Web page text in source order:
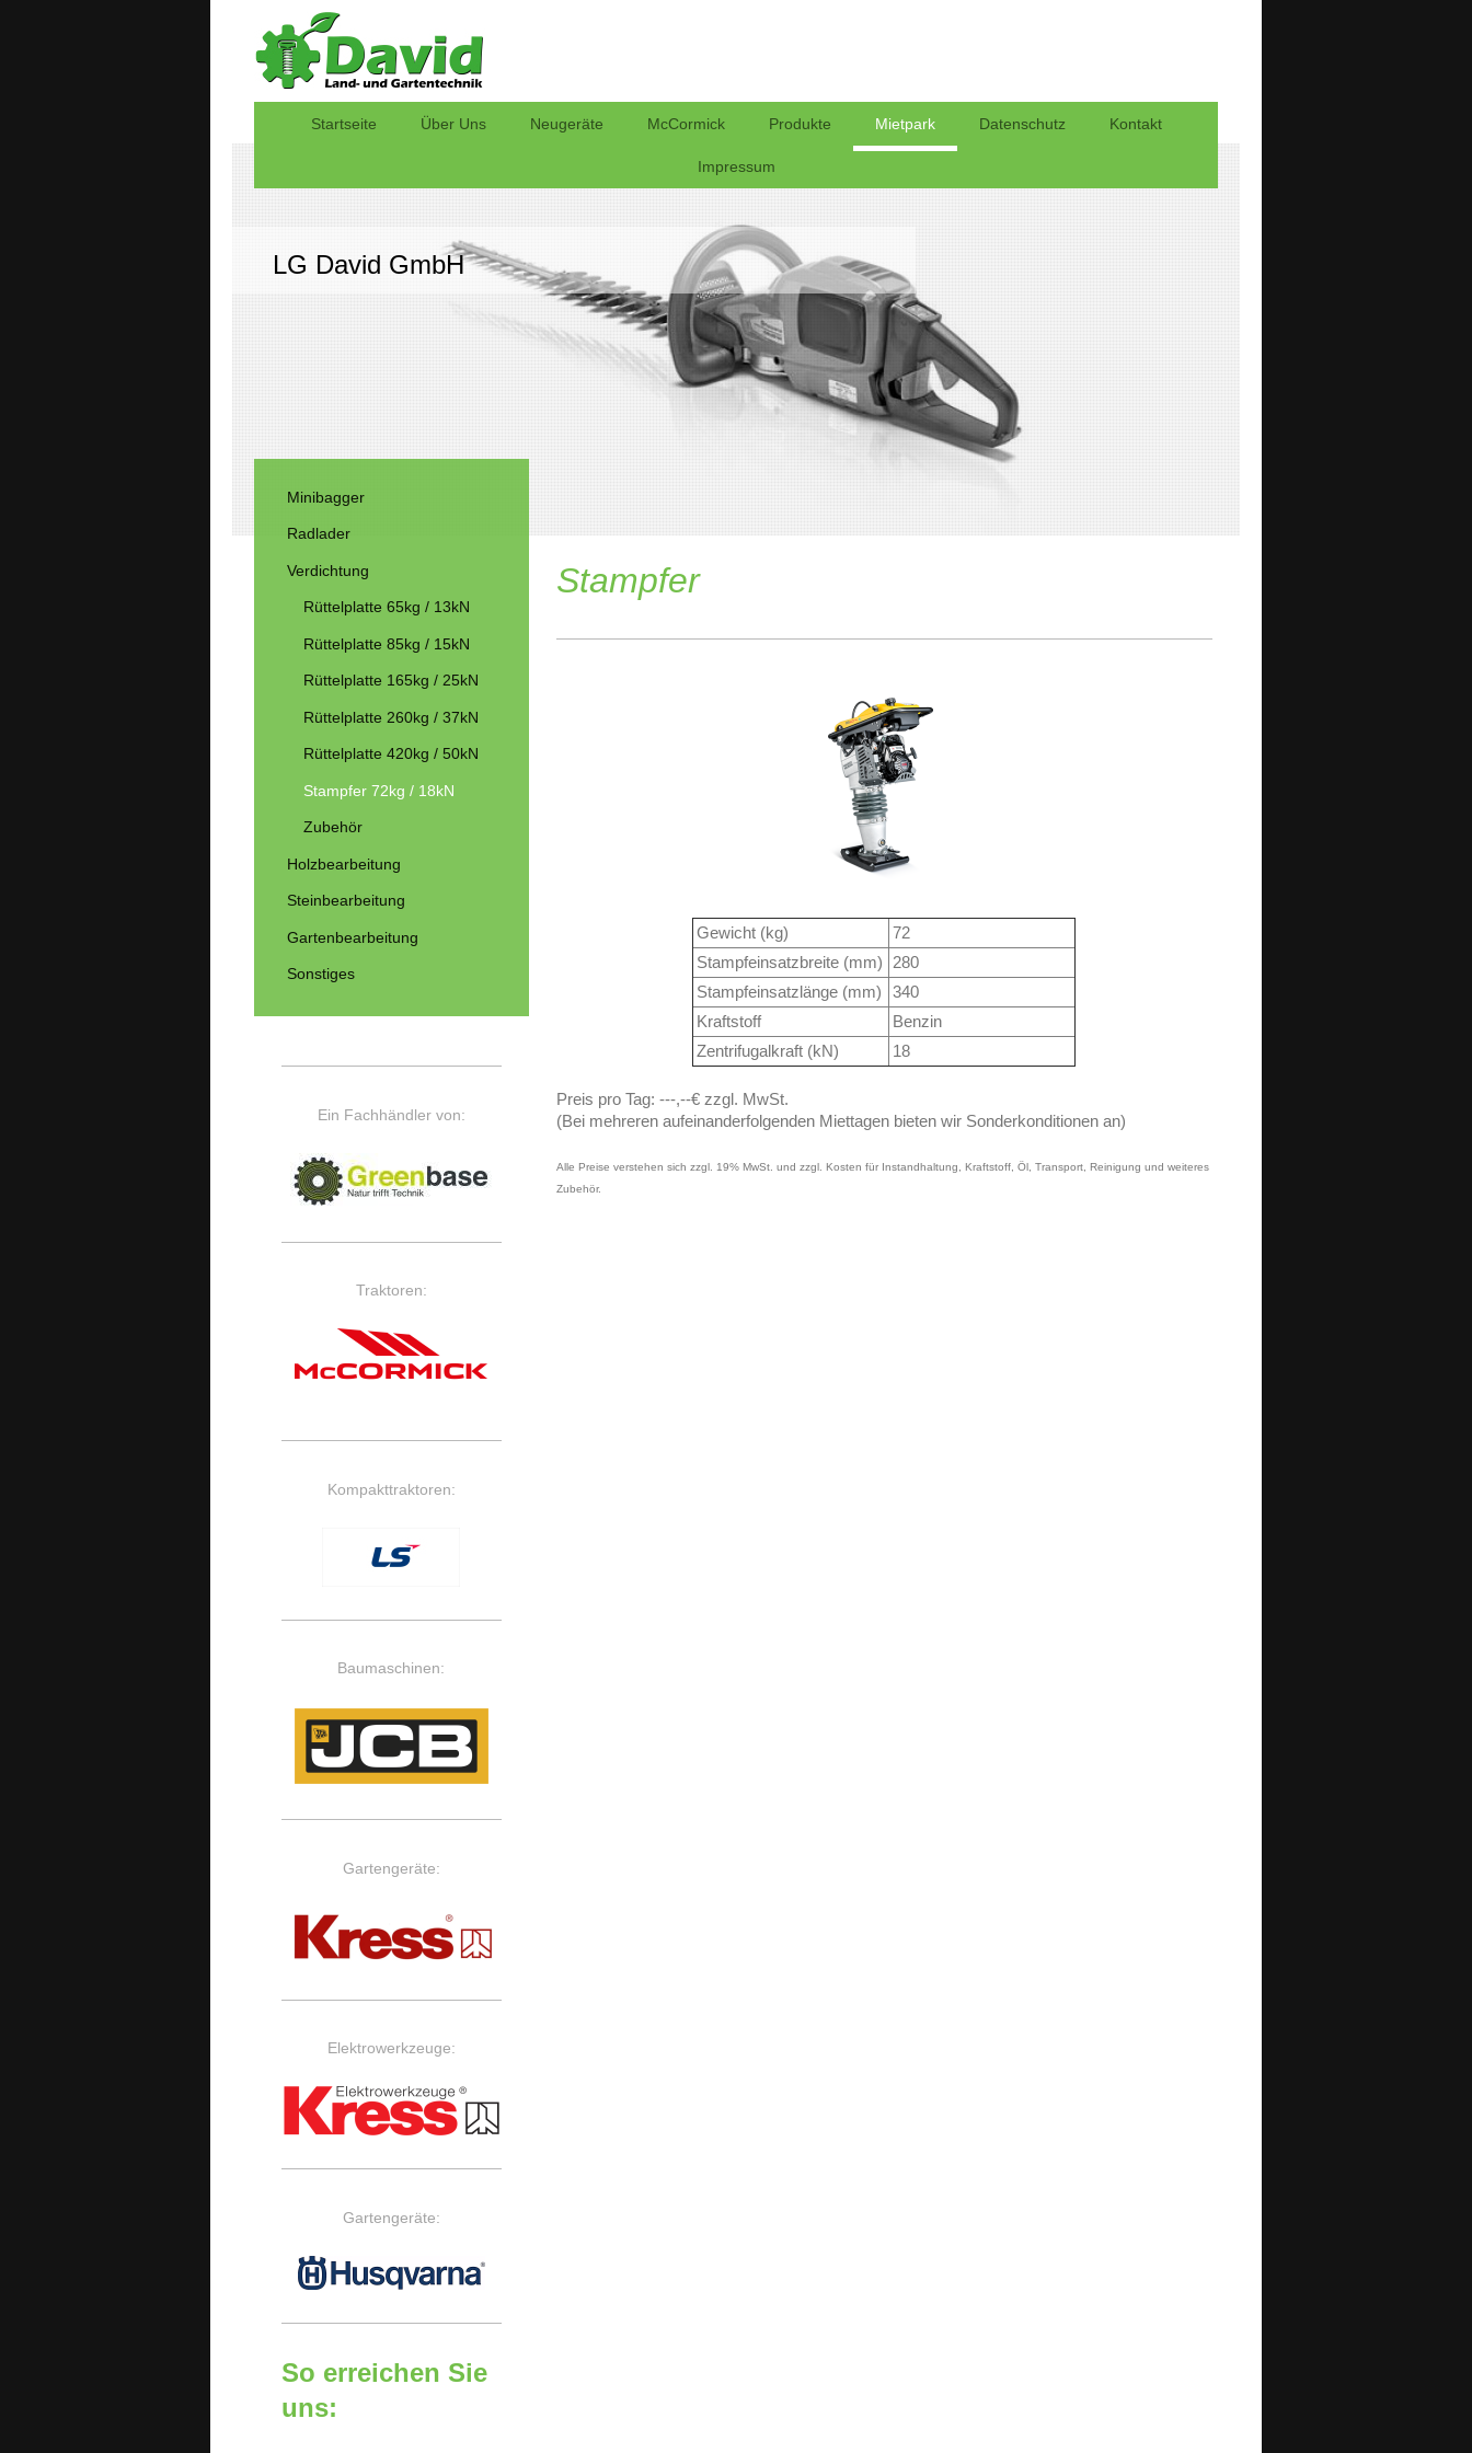
Startseite Über Uns Neugeräte McCormick Produkte Mietpark Datenschutz Kontakt
Impressum
LG David GmbH
Stampfer
Gewicht (kg)
72
Stampfeinsatzbreite (mm)
280
Stampfeinsatzlänge (mm)
340
Kraftstoff
Benzin
Zentrifugalkraft (kN)
18
Preis pro Tag: ---,--€zzgl. MwSt.
(Bei mehreren aufeinanderfolgenden Miettagen bieten wir Sonderkonditionen an)
Alle Preise verstehen sich zzgl. 19% MwSt. und zzgl. Kosten für Instandhaltung, Kraftstoff, Öl, Transport, Reinigung und weiteres
Zubehör.
Minibagger
Radlader
Verdichtung
Rüttelplatte 65kg / 13kN
Rüttelplatte 85kg / 15kN
Rüttelplatte 165kg / 25kN
Rüttelplatte 260kg / 37kN
Rüttelplatte 420kg / 50kN
Stampfer 72kg / 18kN
Zubehör
Holzbearbeitung
Steinbearbeitung
Gartenbearbeitung
Sonstiges
Ein Fachhändler von:
Traktoren:
Kompakttraktoren:
Baumaschinen:
Gartengeräte:
Elektrowerkzeuge:
Gartengeräte:
So erreichen Sie
uns: